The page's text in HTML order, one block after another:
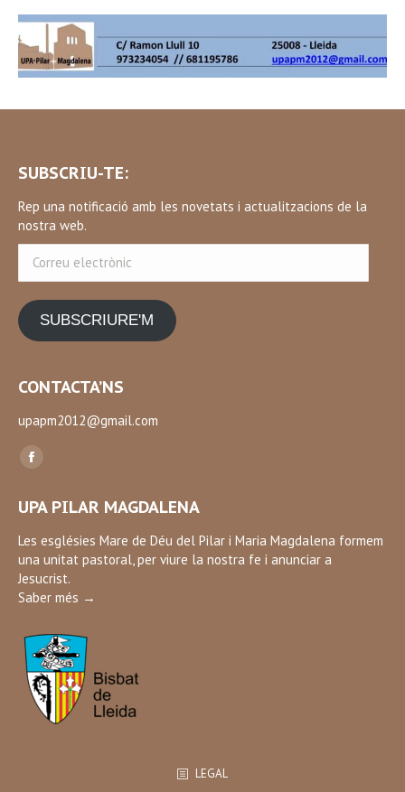
SUBSCRIU-TE:
Rep una notificació amb les novetats i actualitzacions de la
nostra web.
electrònic
SUBSCRIURE'M
CONTACTA’NS
upapm2012@gmail.com
Find us on:
Facebook
opens
in
new
window
UPA PILAR MAGDALENA
Les esglésies Mare de Déu del Pilar i Maria Magdalena formem
una unitat pastoral, per viure la nostra fe i anunciar a
Jesucrist.
Saber més →
LEGAL